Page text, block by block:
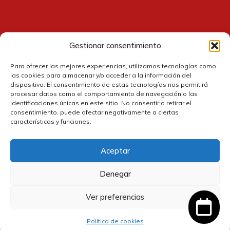
Gestionar consentimiento
Para ofrecer las mejores experiencias, utilizamos tecnologías como
las cookies para almacenar y/o acceder a la información del
dispositivo. El consentimiento de estas tecnologías nos permitirá
procesar datos como el comportamiento de navegación o las
identificaciones únicas en este sitio. No consentir o retirar el
consentimiento, puede afectar negativamente a ciertas
características y funciones.
Aceptar
Denegar
Ver preferencias
Política de cookies
Contacto